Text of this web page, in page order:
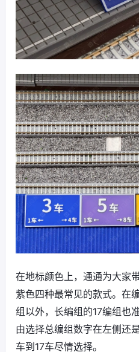
在地标颜色上，通通为大家
紫色四种最常见的款式。在
组以外，长编组的17编组也
由选择总编组数字在左侧还
车到17车尽情选择。